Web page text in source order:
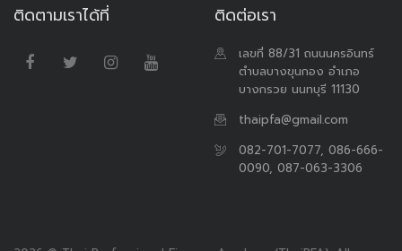
ติดตามเราได้ที่ ติดต่อเรา
เลขที่ 88/31 ถนนนครอินทร์
ตำบลบางขุนกอง อำเภอ
บางกรวย นนทบุรี 11130
thaipfa@gmail.com
082-701-7077, 086-666-
0090, 087-063-3306